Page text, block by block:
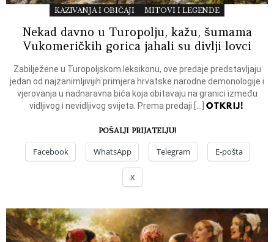
KAZIVANJA I OBIČAJI MITOVI I LEGENDE
Nekad davno u Turopolju, kažu, šumama
Vukomeričkih gorica jahali su divlji lovci
Zabilježene u Turopoljskom leksikonu, ove predaje predstavljaju
jedan od najzanimljivijih primjera hrvatske narodne demonologije i
vjerovanja u nadnaravna bića koja obitavaju na granici između
vidljivog i nevidljivog svijeta. Prema predaji […]OTKRIJ!
POŠALJI PRIJATELJU!
Facebook WhatsApp Telegram E-pošta
X